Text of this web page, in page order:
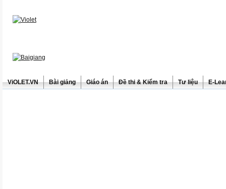
ViOLET.VN Bài giảng Giáo án Đề thi & Kiểm tra Tư liệu E-